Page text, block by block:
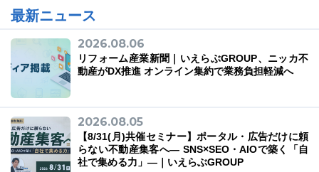
最新ニュース
2026.08.06
リフォーム産業新聞｜いえらぶGROUP、ニッカ不
動産がDX推進 オンライン集約で業務負担軽減へ
2026.08.05
【8/31(月)共催セミナー】ポータル・広告だけに頼
らない不動産集客へ― SNS×SEO・AIOで築く「自
社で集める力」―｜いえらぶGROUP